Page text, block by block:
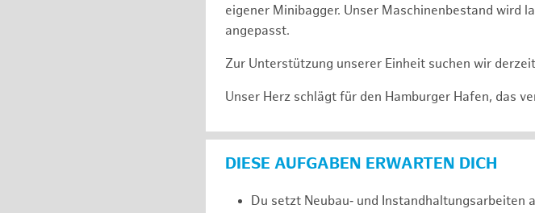
eigener Minibagger. Unser Maschinenbestand wird
angepasst.
Zur Unterstützung unserer Einheit suchen wir
Unser Herz schlägt für den Hamburger Hafen, das
DIESE AUFGABEN ERWARTEN DICH
Du setzt Neubau‑ und Instandhaltungsarbeiten